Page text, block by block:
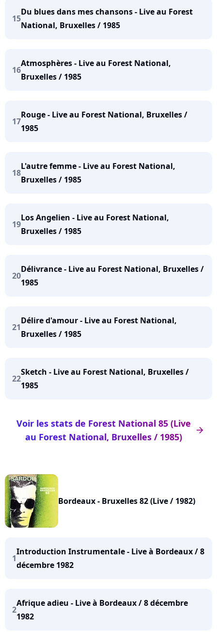
15
Du blues dans mes chansons - Live au Forest
National, Bruxelles / 1985
16
Atmosphères - Live au Forest National,
Bruxelles / 1985
17
Rouge - Live au Forest National, Bruxelles /
1985
18
L'autre femme - Live au Forest National,
Bruxelles / 1985
19
Los Angelien - Live au Forest National,
Bruxelles / 1985
20
Délivrance - Live au Forest National, Bruxelles /
1985
21
Délire d'amour - Live au Forest National,
Bruxelles / 1985
22
Sketch - Live au Forest National, Bruxelles /
1985
arrow_right
Voir les stats de Forest National 85 (Live
au Forest National, Bruxelles / 1985)
Bordeaux - Bruxelles 82 (Live / 1982)
1
Introduction Instrumentale - Live à Bordeaux / 8
décembre 1982
2
Afrique adieu - Live à Bordeaux / 8 décembre
1982